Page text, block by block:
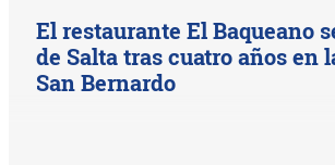
El restaurante El Baqueano
de Salta tras cuatro años en
San Bernardo